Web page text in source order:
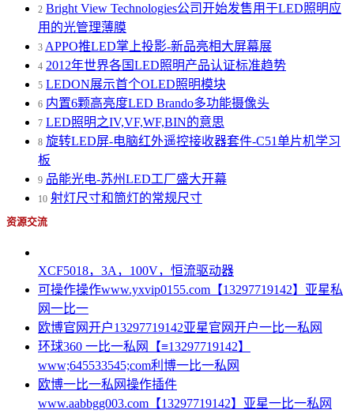
2 Bright View Technologies公司开始发售用于LED照明应
用的光管理薄膜
3 APPO推LED掌上投影-新品亮相大屏幕展
4 2012年世界各国LED照明产品认证标准趋势
5 LEDON展示首个OLED照明模块
6 内置6颗高亮度LED Brando多功能摄像头
7 LED照明之IV,VF,WF,BIN的意思
8 旋转LED屏-电脑红外遥控接收器套件-C51单片机学习
板
9 品能光电-苏州LED工厂盛大开幕
10 射灯尺寸和筒灯的常规尺寸
资源交流
XCF5018，3A，100V，恒流驱动器
可操作操作www.yxvip0155.com【13297719142】亚星私
网一比一
欧博官网开户13297719142亚星官网开户一比一私网
环球360 一比一私网【≡13297719142】
www;645533545;com利博一比一私网
欧博一比一私网操作插件
www.aabbgg003.com【13297719142】亚星一比一私网